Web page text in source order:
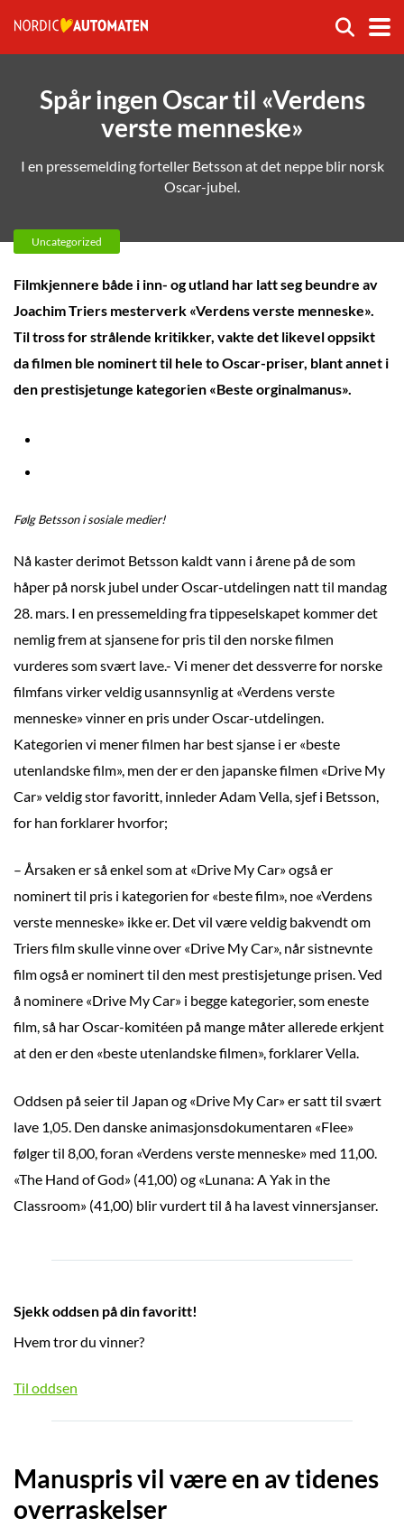
Spår ingen Oscar til «Verdens
verste menneske»
I en pressemelding forteller Betsson at det neppe blir norsk
Oscar-jubel.
Uncategorized
Filmkjennere både i inn- og utland har latt seg beundre av
Joachim Triers mesterverk «Verdens verste menneske».
Til tross for strålende kritikker, vakte det likevel oppsikt
da filmen ble nominert til hele to Oscar-priser, blant annet i
den prestisjetunge kategorien «Beste orginalmanus».
Følg Betsson i sosiale medier!
Nå kaster derimot Betsson kaldt vann i årene på de som
håper på norsk jubel under Oscar-utdelingen natt til mandag
28. mars. I en pressemelding fra tippeselskapet kommer det
nemlig frem at sjansene for pris til den norske filmen
vurderes som svært lave.- Vi mener det dessverre for norske
filmfans virker veldig usannsynlig at «Verdens verste
menneske» vinner en pris under Oscar-utdelingen.
Kategorien vi mener filmen har best sjanse i er «beste
utenlandske film», men der er den japanske filmen «Drive My
Car» veldig stor favoritt, innleder Adam Vella, sjef i Betsson,
for han forklarer hvorfor;
– Årsaken er så enkel som at «Drive My Car» også er
nominert til pris i kategorien for «beste film», noe «Verdens
verste menneske» ikke er. Det vil være veldig bakvendt om
Triers film skulle vinne over «Drive My Car», når sistnevnte
film også er nominert til den mest prestisjetunge prisen. Ved
å nominere «Drive My Car» i begge kategorier, som eneste
film, så har Oscar-komitéen på mange måter allerede erkjent
at den er den «beste utenlandske filmen», forklarer Vella.
Oddsen på seier til Japan og «Drive My Car» er satt til svært
lave 1,05. Den danske animasjonsdokumentaren «Flee»
følger til 8,00, foran «Verdens verste menneske» med 11,00.
«The Hand of God» (41,00) og «Lunana: A Yak in the
Classroom» (41,00) blir vurdert til å ha lavest vinnersjanser.
Sjekk oddsen på din favoritt!
Hvem tror du vinner?
Til oddsen
Manuspris vil være en av tidenes
overraskelser